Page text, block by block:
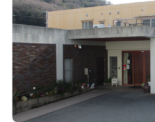
介護お役立ちコラム「そらまめ＋」